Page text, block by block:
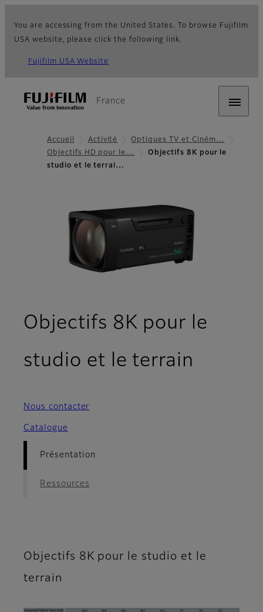
You are accessing from the United States. To browse Fujifilm
USA website, please click the following link.
Fujifilm USA Website
France
Accueil Activité
Optiques TV et Ciném…
Objectifs HD pour le…
Objectifs 8K pour le
studio et le terrai…
Objectifs 8K pour le
studio et le terrain
Nous contacter
Catalogue
Présentation
Ressources
Objectifs 8K pour le studio et le
terrain